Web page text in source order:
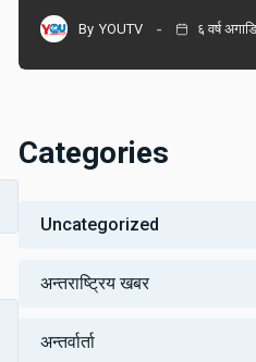
By YOUTV ६ वर्ष अगाडि
Categories
Uncategorized
अन्तराष्ट्रिय खबर
अन्तर्वार्ता